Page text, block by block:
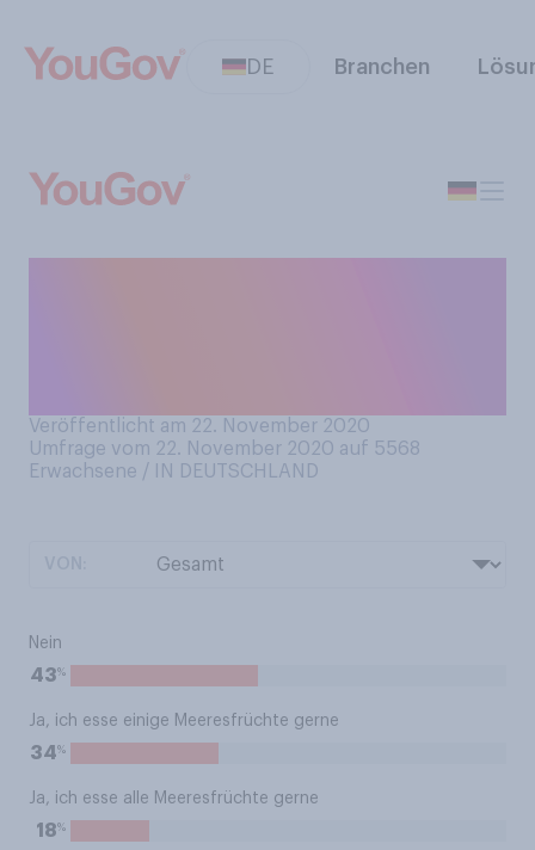
DE Branchen
Veröffentlicht am 22. November 2020
Umfrage vom 22. November 2020 auf 5568
Erwachsene / IN DEUTSCHLAND
Nein
43%
Ja, ich esse einige Meeresfrüchte gerne
34%
Ja, ich esse alle Meeresfrüchte gerne
18%